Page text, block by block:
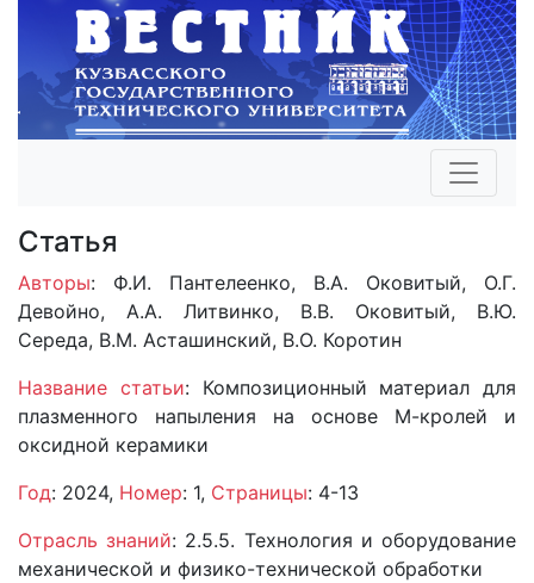
Статья
Авторы: Ф.И. Пантелеенко, В.А. Оковитый, О.Г.
Девойно, А.А. Литвинко, В.В. Оковитый, В.Ю.
Середа, В.М. Асташинский, В.О. Коротин
Название статьи: Композиционный материал для
плазменного напыления на основе М-кролей и
оксидной керамики
Год: 2024, Номер: 1, Страницы: 4-13
Отрасль знаний: 2.5.5. Технология и оборудование
механической и физико-технической обработки